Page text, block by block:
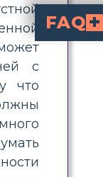
с
что
FAQ